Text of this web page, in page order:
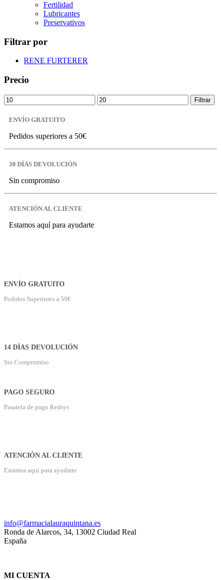
Fertilidad
Lubricantes
Preservativos
Filtrar por
RENE FURTERER
Precio
Precio
mínimo
Precio
máximo
Filtrar
ENVÍO GRATUITO
Pedidos superiores a 50€
30 DÍAS DEVOLUCIÓN
Sin compromiso
ATENCIÓN AL CLIENTE
Estamos aquí para ayudarte
ENVÍO GRATUITO
Pedidos Superiores a 59€
14 DÍAS DEVOLUCIÓN
Sin Compromiso
PAGO SEGURO
Pasarela de pago Redsys
ATENCIÓN AL CLIENTE
Estamos aquí para ayudarte
info@farmacialauraquintana.es
Ronda de Alarcos, 34, 13002 Ciudad Real
España
MI CUENTA